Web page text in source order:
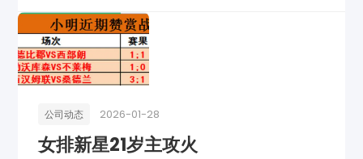
公司动态 2026-01-28
女排新星21岁主攻火